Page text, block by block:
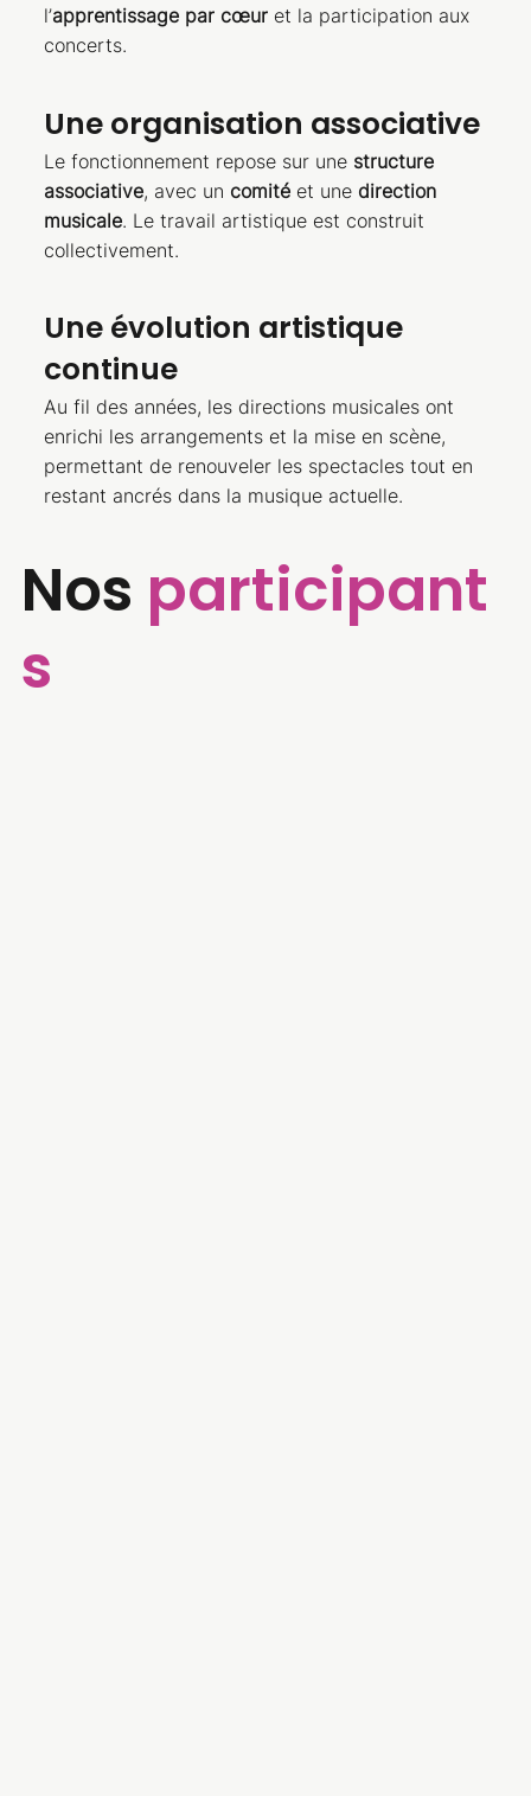
l’apprentissage par cœuret la participation aux
concerts.
Une organisation associative
Le fonctionnement repose sur une structure
associative, avec un comitéet une direction
musicale. Le travail artistique est construit
collectivement.
Une évolution artistique
continue
Au fil des années, les directions musicales ont
enrichi les arrangements et la mise en scène,
permettant de renouveler les spectacles tout en
restant ancrés dans la musique actuelle.
Nos participant
s